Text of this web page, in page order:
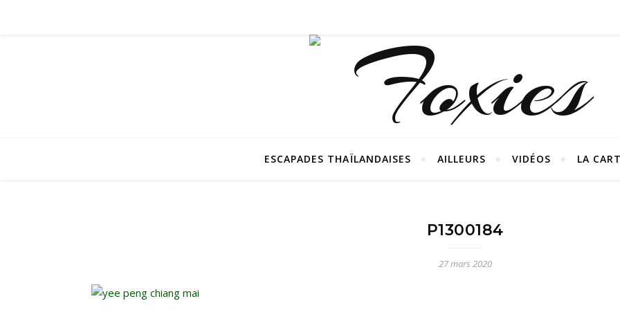
ESCAPADES THAÏLANDAISES AILLEURS VIDÉOS LA
P1300184
27 mars 2020